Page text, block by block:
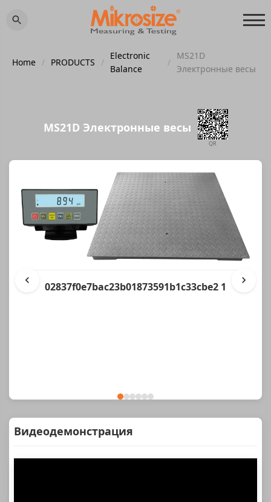
Home / PRODUCTS /
Electronic
Balance
/
MS21D
Электронные весы
MS21D Электронные весы
QR
02837f0e7bac23b01873591b1c33cbe2 1
Видеодемонстрация